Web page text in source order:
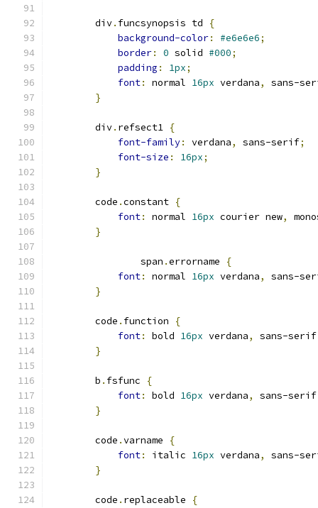
        div
. funcsynopsis td
{
background-color: #e6e6e6;
border: 0 solid #000;
padding : 1px;
font: normal 16px verdana,
sans-
}
        div
. refsect1 {
font-family: verdana, sans-serif;
font-size : 16px;
}
        code
.constant {
font: normal 16px courier new,
}
                span
.errorname
{
font: normal 16px verdana,
sans-
}
        code
. function
{
font: bold 16px verdana,
sans-
}
        b
. fsfunc
{
font: bold 16px verdana,
sans-
}
        code
.varname
{
font: italic 16px verdana,
sans-
}
        code
. replaceable
{